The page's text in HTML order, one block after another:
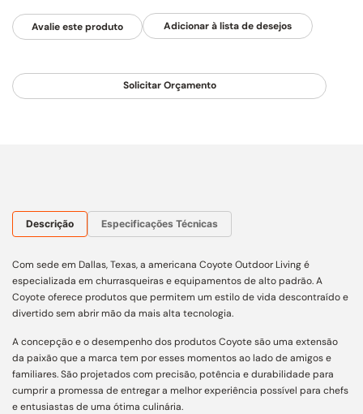
Avalie este produto
Solicitar Orçamento
Descrição Especificações Técnicas
Com sede em Dallas, Texas, a americana Coyote Outdoor Living é
especializada em churrasqueiras e equipamentos de alto padrão. A
Coyote oferece produtos que permitem um estilo de vida descontraído e
divertido sem abrir mão da mais alta tecnologia.
A concepção e o desempenho dos produtos Coyote são uma extensão
da paixão que a marca tem por esses momentos ao lado de amigos e
familiares. São projetados com precisão, potência e durabilidade para
cumprir a promessa de entregar a melhor experiência possível para chefs
e entusiastas de uma ótima culinária.